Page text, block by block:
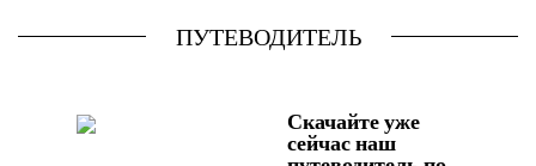
ПУТЕВОДИТЕЛЬ
Скачайте уже
сейчас наш